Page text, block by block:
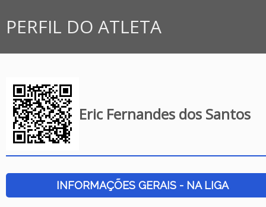
PERFIL DO ATLETA
Eric Fernandes dos Santos
INFORMAÇÕES GERAIS - NA LIGA